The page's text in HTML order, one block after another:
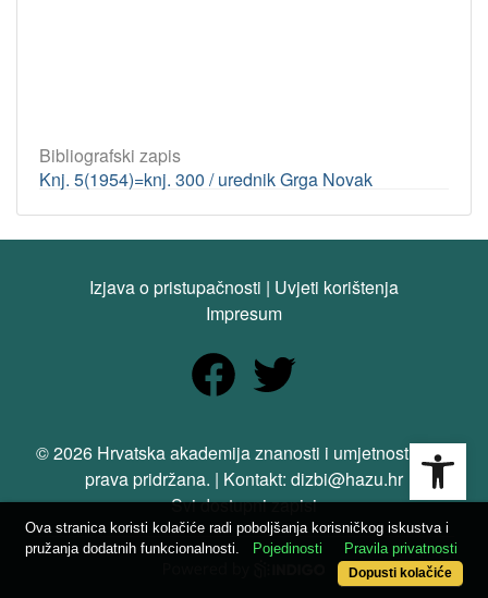
Bibliografski zapis
Knj. 5(1954)=knj. 300 / urednik Grga Novak
Izjava o pristupačnosti | Uvjeti korištenja
Impresum
© 2026 Hrvatska akademija znanosti i umjetnosti. Sva
prava pridržana. | Kontakt: dizbi@hazu.hr
Svi dostupni zapisi
Ova stranica koristi kolačiće radi poboljšanja korisničkog iskustva i
pružanja dodatnih funkcionalnosti.
Pojedinosti Pravila privatnosti
Dopusti kolačiće